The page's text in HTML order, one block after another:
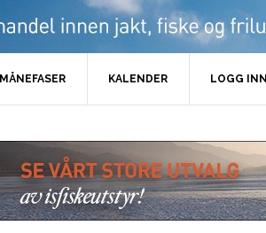
MÅNEFASER KALENDER LOGG INN